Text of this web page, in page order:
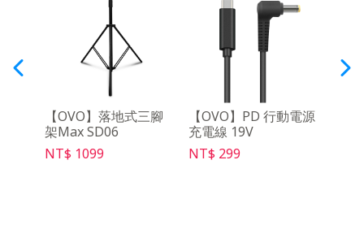
【OVO】落地式三腳
架Max SD06
NT$ 1099
【OVO】PD 行動電源
充電線 19V
NT$ 299